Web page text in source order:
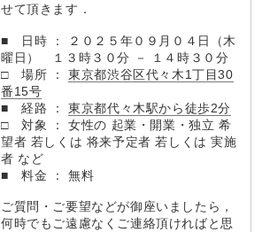
せて頂きます．
■ 日時 ： ２０２５年０９月０４日（木
曜日） １３時３０分 － １４時３０分
□ 場所 ：東京都渋谷区代々木1丁目30
番15号
■ 経路 ：東京都代々木駅から徒歩2分
□ 対象 ： 女性の 起業・開業・独立 希
望者 若しくは 将来予定者 若しくは 実施
者 など
■ 料金 ： 無料
ご質問・ご要望などが御座いましたら，
何時でもご遠慮なくご連絡頂ければと思